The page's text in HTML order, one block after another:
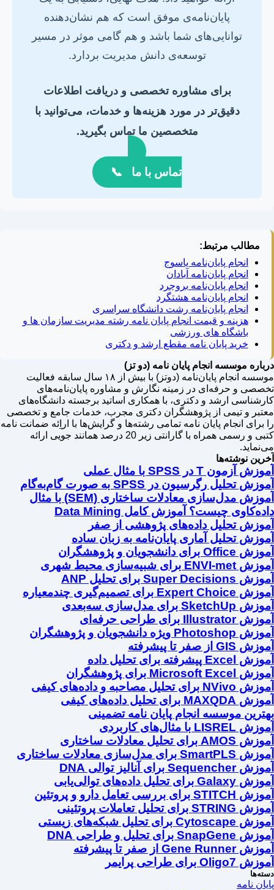
پایان‌نامه‌ی موفق است که هم نشان‌دهنده
توانایی‌های شما باشد و هم گامی موثر در مسیر
توسعه‌ی دانش مدیریت بردارد.
برای مشاوره تخصصی و دریافت اطلاعات
دقیق‌تر در مورد هزینه‌ها و خدمات، می‌توانید با
متخصصین ما تماس بگیرید.
تماس با ما 📞
مطالب مرتبط:
انجام پایان‌نامه یاسوج
انجام پایان‌نامه آبادان
انجام پایان‌نامه بروجرد
انجام پایان‌نامه هشتگرد
انجام پایان‌نامه رشت دانشگاه سراسری
هزینه و قیمت انجام پایان نامه رشته مدیریت سازمان ها و
باشگاه های ورزشی
خرید پایان نامه مقطع ارشد و دکتری
درباره موسسه انجام پایان نامه (دو تز)
موسسه انجام پایان‌نامه (دوتز) با بیش از ۱۸ سال سابقه فعالیت
تخصصی و حرفه‌ای در زمینه نگارش و مشاوره پایان‌نامه‌های
کارشناسی ارشد و دکتری، با همکاری اساتید برجسته دانشگاه‌های
معتبر و تیمی از پژوهشگران دکتری مجرب، خدمات جامع و تخصصی
را برای انجام پایان نامه تمامی رشته‌ها و گرایش‌ها با اراِئه ضمانت نامه
کتبی و رسمی همراه با گارانتی زیر 20 درصد همانند جویی ارائه
می‌نماید.
آخرین نوشته‌ها
آموزش آزمون T در SPSS با مثال عملی
آموزش تحلیل رگرسیون در SPSS به صورت گام‌به‌گام
آموزش مدل‌سازی معادلات ساختاری (SEM) با مثال
داده‌کاوی چیست؟ آموزش کامل Data Mining
آموزش تحلیل داده‌های پژوهشی از صفر
آموزش تحلیل آماری پایان‌نامه به زبان ساده
آموزش Office برای دانشجویان و پژوهشگران
آموزش ENVI-met برای شبیه‌سازی محیط شهری
آموزش Super Decisions برای تحلیل ANP
آموزش Expert Choice برای تصمیم‌گیری چندمعیاره
آموزش SketchUp برای مدل‌سازی سه‌بعدی
آموزش Illustrator برای طراحی حرفه‌ای
آموزش Photoshop ویژه دانشجویان و پژوهشگران
آموزش GIS از صفر تا پیشرفته
آموزش Excel پیشرفته برای تحلیل داده
آموزش Microsoft Excel برای پژوهشگران
آموزش NVivo برای تحلیل مصاحبه و داده‌های کیفی
آموزش MAXQDA برای تحلیل داده‌های کیفی
بهترین موسسه انجام پایان نامه تضمینی
آموزش LISREL با مثال‌های کاربردی
آموزش AMOS برای تحلیل معادلات ساختاری
آموزش SmartPLS برای مدل‌سازی معادلات ساختاری
آموزش Sequencher برای آنالیز توالی DNA
آموزش Galaxy برای تحلیل داده‌های توالی‌یابی
آموزش STITCH برای بررسی تعامل دارو و پروتئین
آموزش STRING برای تحلیل تعاملات پروتئینی
آموزش Cytoscape برای تحلیل شبکه‌های زیستی
آموزش SnapGene برای تحلیل و طراحی DNA
آموزش Gene Runner از صفر تا پیشرفته
آموزش Oligo7 برای طراحی پرایمر
دسته‌ها
پایان نامه